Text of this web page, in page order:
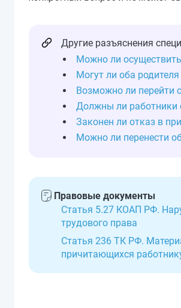
Другие разъяснения
Можно ли
Могут ли оба
Возможно ли перейти
Должны ли работники
Законен ли отказ в
Можно ли перенести
Правовые документы
Статья 5.27 КОАП РФ.
трудового права
Статья 236 ТК РФ.
причитающихся